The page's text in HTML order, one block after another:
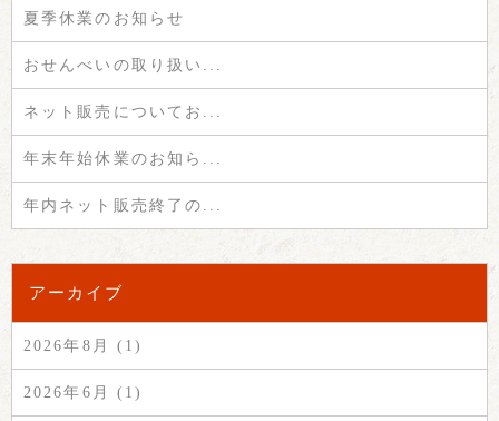
夏季休業のお知らせ
おせんべいの取り扱い...
ネット販売についてお...
年末年始休業のお知ら...
年内ネット販売終了の...
アーカイブ
2026年8月 (1)
2026年6月 (1)